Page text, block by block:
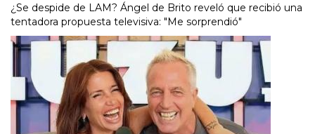
¿Se despide de LAM? Ángel de Brito reveló que recibió una
tentadora propuesta televisiva: "Me sorprendió"